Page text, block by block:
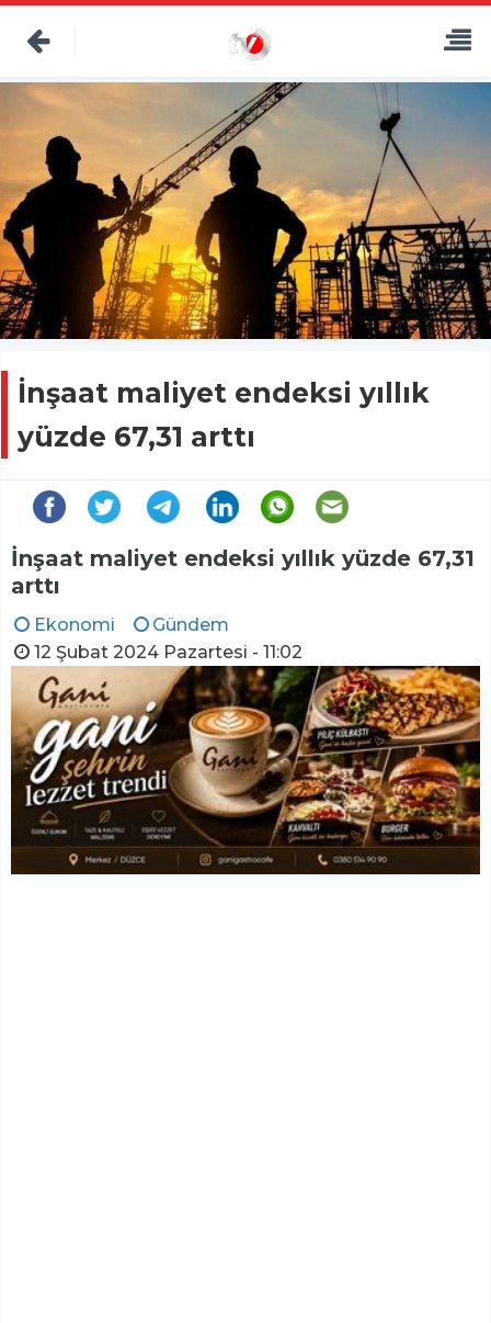
İnşaat maliyet endeksi yıllık
yüzde 67,31 arttı
İnşaat maliyet endeksi yıllık yüzde 67,31
arttı
Ekonomi
Gündem
12 Şubat 2024 Pazartesi - 11:02